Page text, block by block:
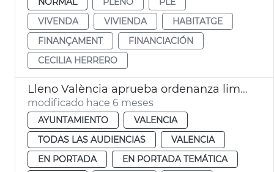
VIVENDA
VIVIENDA
HABITATGE
FINANÇAMENT
FINANCIACIÓN
CECILIA HERRERO
Lleno València aprueba ordenanza limpia recogida residuos
modificado hace 6 meses
AYUNTAMIENTO
VALENCIA
TODAS LAS AUDIENCIAS
VALENCIA
EN PORTADA
EN PORTADA TEMÁTICA